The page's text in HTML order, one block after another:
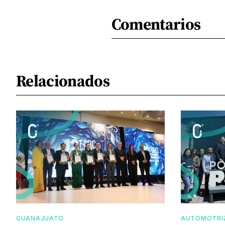
Comentarios
Relacionados
GUANAJUATO